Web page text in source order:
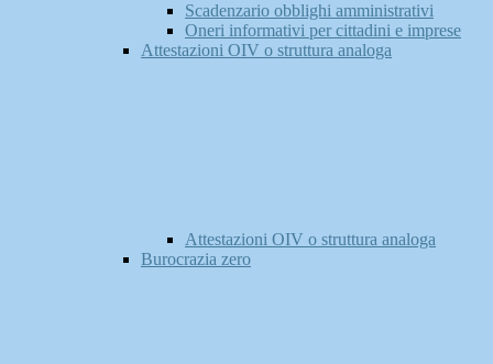
Scadenzario obblighi amministrativi
Oneri informativi per cittadini e imprese
Attestazioni OIV o struttura analoga
Attestazioni OIV o struttura analoga
Burocrazia zero